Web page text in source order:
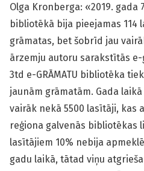
Olga Kronberga: «2019. gada
bibliotēkā bija pieejamas 114
grāmatas, bet šobrīd jau
ārzemju autoru sarakstītās
3td e-GRĀMATU bibliotēka
jaunām grāmatām. Gada
vairāk nekā 5500 lasītāji, kas
reģiona galvenās bibliotēkas
lasītājiem 10% nebija
gadu laikā, tātad viņu